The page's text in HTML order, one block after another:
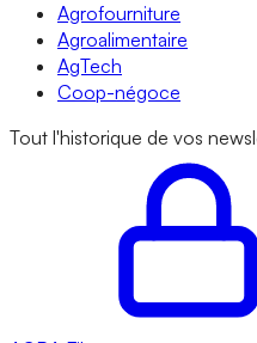
Agrofourniture
Agroalimentaire
AgTech
Coop-négoce
Tout l'historique de vos